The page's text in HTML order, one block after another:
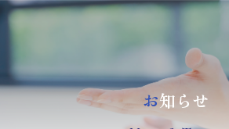
お知らせ